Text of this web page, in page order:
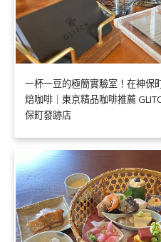
一杯一豆的極簡實驗室！在神保
焙咖啡｜東京精品咖啡推薦
保町發跡店